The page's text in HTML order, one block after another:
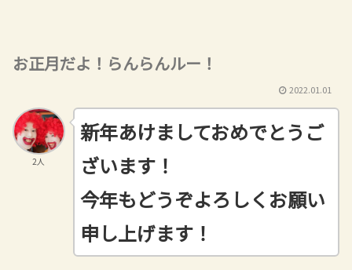
お正月だよ！らんらんルー！
2022.01.01
2人
新年あけましておめでとうご
ざいます！
今年もどうぞよろしくお願い
申し上げます！